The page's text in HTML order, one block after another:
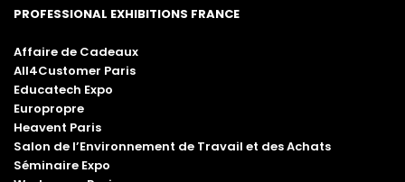
PROFESSIONAL EXHIBITIONS FRANCE
Affaire de Cadeaux
All4Customer Paris
Educatech Expo
Europropre
Heavent Paris
Salon de l’Environnement de Travail et des Achats
Séminaire Expo